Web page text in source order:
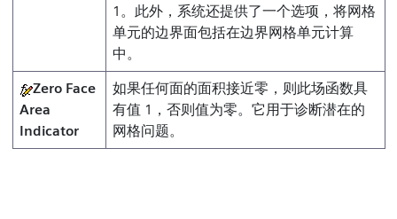
1。此外，系统还提供了一个选项，将网格
单元的边界面包括在边界网格单元计算
中。
Zero Face
Area
Indicator
如果任何面的面积接近零，则此场函数具
有值 1，否则值为零。它用于诊断潜在的
网格问题。